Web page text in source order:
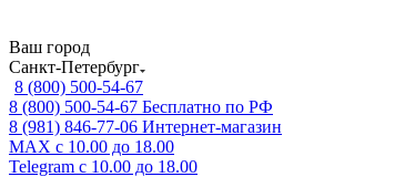
Ваш город
Санкт-Петербург
8 (800) 500-54-67
8 (800) 500-54-67 Бесплатно по РФ
8 (981) 846-77-06 Интернет-магазин
MAX с 10.00 до 18.00
Telegram с 10.00 до 18.00